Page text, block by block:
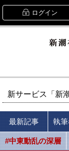
ログイン
新サービス「新
最新記事 執
#中東動乱の深層